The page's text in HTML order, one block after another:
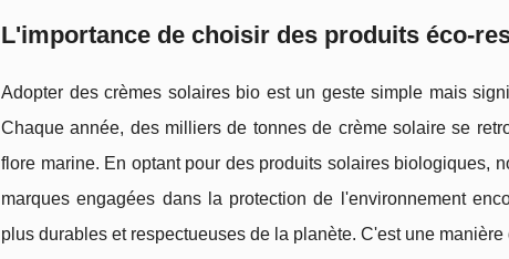
L'importance de choisir des produits éco-
Adopter des crèmes solaires bio est un geste simple mais
Chaque année, des milliers de tonnes de crème solaire se
flore marine. En optant pour des produits solaires biologiques,
marques engagées dans la protection de l'environnement
plus durables et respectueuses de la planète. C'est une